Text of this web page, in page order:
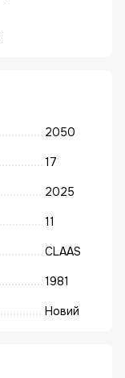
2050
17
2025
11
CLAAS
1981
Новий